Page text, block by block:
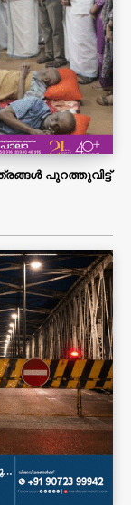
പുറത്തുവിട്ട്